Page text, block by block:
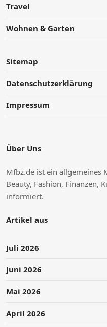
Travel
Wohnen & Garten
Sitemap
Datenschutzerklärung
Impressum
Über Uns
Mfbz.de ist ein allgemeines
Beauty, Fashion, Finanzen,
informiert.
Artikel aus
Juli 2026
Juni 2026
Mai 2026
April 2026